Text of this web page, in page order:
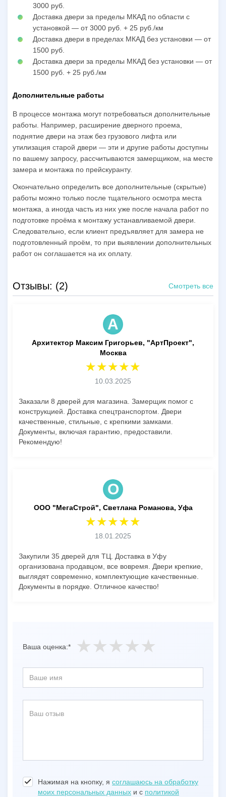
3000 руб.
Доставка двери за пределы МКАД по области с
установкой — от 3000 руб. + 25 руб./км
Доставка двери в пределах МКАД без установки — от
1500 руб.
Доставка двери за пределы МКАД без установки — от
1500 руб. + 25 руб./км
Дополнительные работы
В процессе монтажа могут потребоваться дополнительные
работы. Например, расширение дверного проема,
поднятие двери на этаж без грузового лифта или
утилизация старой двери — эти и другие работы доступны
по вашему запросу, рассчитываются замерщиком, на месте
замера и монтажа по прейскуранту.
Окончательно определить все дополнительные (скрытые)
работы можно только после тщательного осмотра места
монтажа, а иногда часть из них уже после начала работ по
подготовке проёма к монтажу устанавливаемой двери.
Следовательно, если клиент предъявляет для замера не
подготовленный проём, то при выявлении дополнительных
работ он соглашается на их оплату.
Отзывы: (2) Смотреть все
А
Архитектор Максим Григорьев, "АртПроект",
Москва
10.03.2025
Заказали 8 дверей для магазина. Замерщик помог с
конструкцией. Доставка спецтранспортом. Двери
качественные, стильные, с крепкими замками.
Документы, включая гарантию, предоставили.
Рекомендую!
О
ООО "МегаСтрой", Светлана Романова, Уфа
18.01.2025
Закупили 35 дверей для ТЦ. Доставка в Уфу
организована продавцом, все вовремя. Двери крепкие,
выглядят современно, комплектующие качественные.
Документы в порядке. Отличное качество!
Ваша оценка:*
Нажимая на кнопку, я соглашаюсь на обработку
моих персональных данных и с политикой